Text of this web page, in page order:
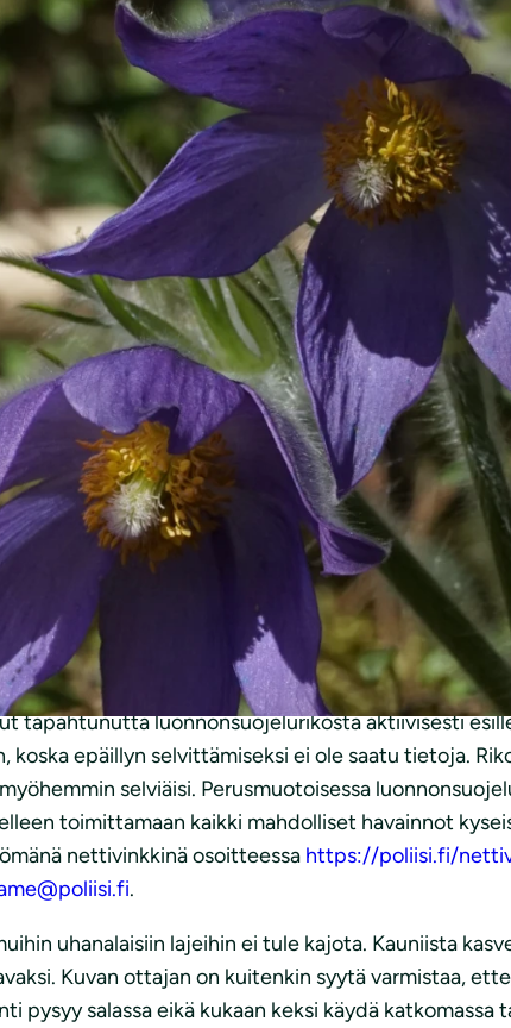
Ahvenistolla tapahtuneet
koko Suomessa. Laji on muisto jääkauden
Nykyään lajia ei tavata enää kuin
kasvin tulevaisuuden kannalta.
kyseisten yksilöiden loppu, sillä laji menestyy
omaan pihaan haluaa kylmänkukkia, voi
mutta menestyy paremmin
tapahtunutta luonnonsuojelurikosta aktiivisesti
epäillyn selvittämiseksi ei ole saatu tietoja.
selviäisi. Perusmuotoisessa
toimittamaan kaikki mahdolliset havainnot
nettivinkkinä osoitteessa https://poliisi.fi/
.
uhanalaisiin lajeihin ei tule kajota. Kauniista
Kuvan ottajan on kuitenkin syytä varmistaa,
salassa eikä kukaan keksi käydä katkomassa